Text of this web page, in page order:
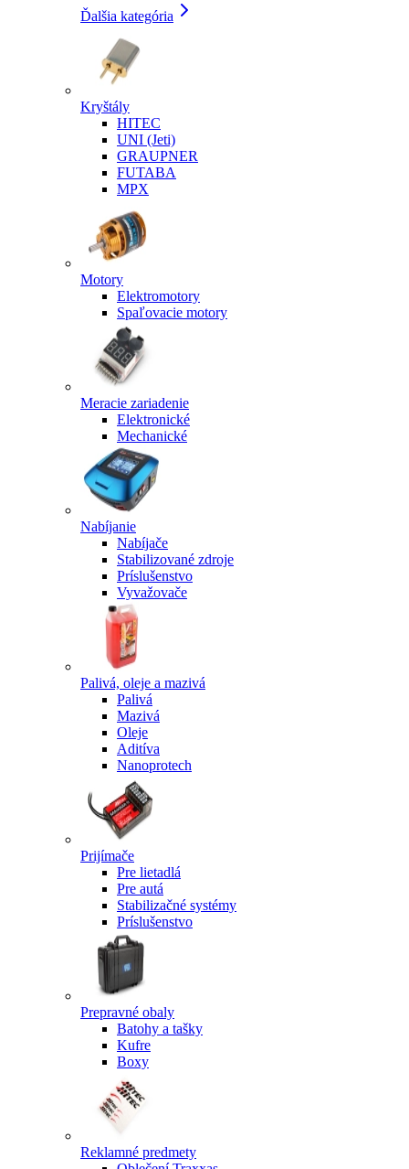
Ďalšia kategória
Kryštály
HITEC
UNI (Jeti)
GRAUPNER
FUTABA
MPX
Motory
Elektromotory
Spaľovacie motory
Meracie zariadenie
Elektronické
Mechanické
Nabíjanie
Nabíjače
Stabilizované zdroje
Príslušenstvo
Vyvažovače
Palivá, oleje a mazivá
Palivá
Mazivá
Oleje
Aditíva
Nanoprotech
Prijímače
Pre lietadlá
Pre autá
Stabilizačné systémy
Príslušenstvo
Prepravné obaly
Batohy a tašky
Kufre
Boxy
Reklamné predmety